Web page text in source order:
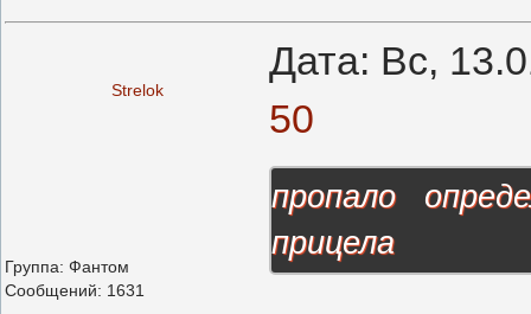
Strelok
Дата: Вс,
50
Группа: Фантом
Сообщений: 1631
пропало
прицела